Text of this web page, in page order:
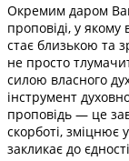
Окремим даром
проповіді, у
стає близькою та
не просто
силою власного
інструмент
проповідь — це
скорботі, зміцнює
закликає до